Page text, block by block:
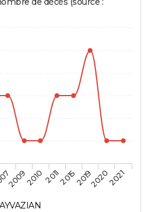
AYVAZIAN
20092010 20112015201920202021